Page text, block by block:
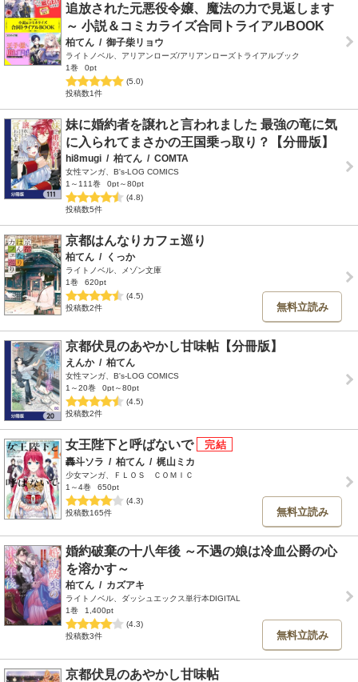
追放された元悪役令嬢、魔法の力で見返します
～ 小説＆コミカライズ合同トライアルBOOK
柏てん / 御子柴リョウ
ライトノベル、アリアンローズ/アリアンローズトライアルブック
1巻
0pt
(5.0)
投稿数1件
妹に婚約者を譲れと言われました 最強の竜に気
に入られてまさかの王国乗っ取り？【分冊版】
hi8mugi / 柏てん / COMTA
女性マンガ、B's-LOG COMICS
1～111巻
0pt～80pt
(4.8)
投稿数5件
京都はんなりカフェ巡り
柏てん / くっか
ライトノベル、メゾン文庫
1巻
620pt
(4.5)
投稿数2件
無料立読み
京都伏見のあやかし甘味帖【分冊版】
えんか / 柏てん
女性マンガ、B's-LOG COMICS
1～20巻
0pt～80pt
(4.5)
投稿数2件
女王陛下と呼ばないで
轟斗ソラ / 柏てん / 梶山ミカ
少女マンガ、ＦＬＯＳ ＣＯＭＩＣ
1～4巻
650pt
(4.3)
投稿数165件
無料立読み
婚約破棄の十八年後 ～不遇の娘は冷血公爵の心
を溶かす～
柏てん / カズアキ
ライトノベル、ダッシュエックス単行本DIGITAL
1巻
1,400pt
(4.3)
投稿数3件
無料立読み
京都伏見のあやかし甘味帖